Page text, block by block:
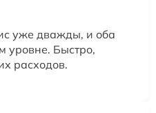
уже дважды, и оба
уровне. Быстро,
расходов.